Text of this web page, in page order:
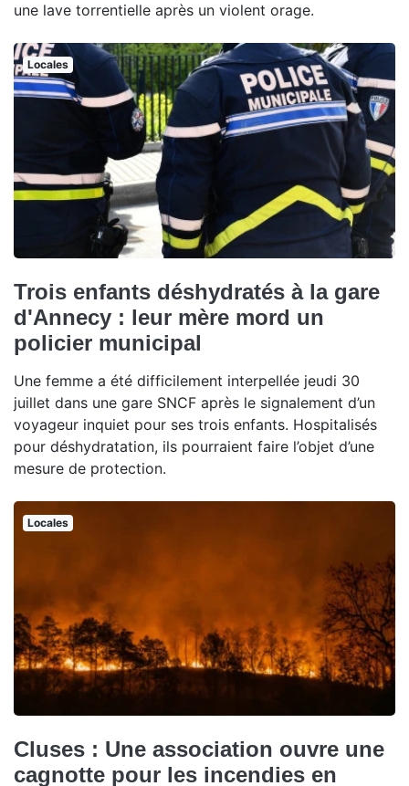
une lave torrentielle après un violent orage.
Locales
Trois enfants déshydratés à la gare
d'Annecy : leur mère mord un
policier municipal
Une femme a été difficilement interpellée jeudi 30
juillet dans une gare SNCF après le signalement d’un
voyageur inquiet pour ses trois enfants. Hospitalisés
pour déshydratation, ils pourraient faire l’objet d’une
mesure de protection.
Locales
Cluses : Une association ouvre une
cagnotte pour les incendies en